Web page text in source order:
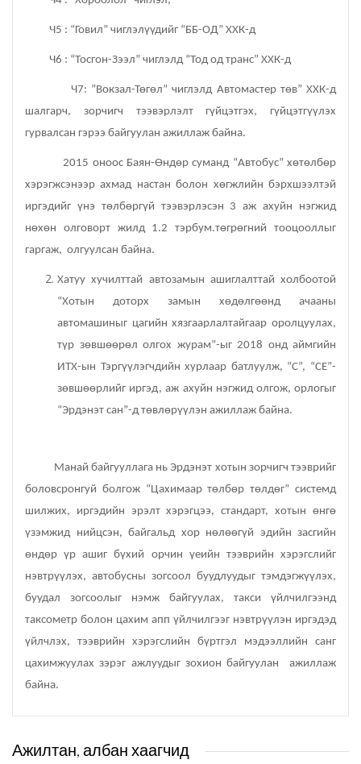
Нийтлэг үйлчилгээний алба
Орхон аймаг дахь Эрүүл мэндийн даатгалын хэлтэс
Эрдэнэт цэцэрлэгт хүрээлэн ашиглалтын өмнөх
захиргаа
Ч5 : “Говил” чиглэлүүдийг “ББ-ОД” ХХК-д
Ч6 : “Тосгон-Зээл” чиглэлд “Тод од транс” ХХК-д
Ч7: ”Вокзал-Төгөл” чиглэлд Автомастер төв” ХХК-д
шалгарч, зорчигч тээвэрлэлт гүйцэтгэх, гүйцэтгүүлэх
гурвалсан гэрээ байгуулан ажиллаж байна.
2015 оноос Баян-Өндөр суманд “Автобус” хөтөлбөр
хэрэгжсэнээр ахмад настан болон хөгжлийн бэрхшээлтэй
иргэдийг үнэ төлбөргүй тээвэрлэсэн 3 аж ахуйн нэгжид
нөхөн олговорт жилд 1.2 тэрбум.төгрөгний тооцооллыг
гаргаж, олгуулсан байна.
Хатуу хучилттай автозамын ашиглалттай холбоотой
“Хотын доторх замын хөдөлгөөнд ачааны
автомашиныг цагийн хязгаарлалтайгаар оролцуулах,
түр зөвшөөрөл олгох журам”-ыг 2018 онд аймгийн
ИТХ-ын Тэргүүлэгчдийн хурлаар батлуулж, “С”, “СЕ”-
зөвшөөрлийг иргэд, аж ахуйн нэгжид олгож, орлогыг
“Эрдэнэт сан”-д төвлөрүүлэн ажиллаж байна.
Манай байгууллага нь Эрдэнэт хотын зорчигч тээврийг
боловсронгуй болгож “Цахимаар төлбөр төлдөг” системд
шилжих, иргэдийн эрэлт хэрэгцээ, стандарт, хотын өнгө
үзэмжид нийцсэн, байгальд хор нөлөөгүй эдийн засгийн
өндөр үр ашиг бүхий орчин үеийн тээврийн хэрэгслийг
нэвтрүүлэх, автобусны зогсоол буудлуудыг тэмдэгжүүлэх,
буудал зогсоолыг нэмж байгуулах, такси үйлчилгээнд
таксометр болон цахим апп үйлчилгээг нэвтрүүлэн иргэдэд
үйлчлэх, тээврийн хэрэгслийн бүртгэл мэдээллийн санг
цахимжуулах зэрэг ажлуудыг зохион байгуулан ажиллаж
байна.
Ажилтан, албан хаагчид